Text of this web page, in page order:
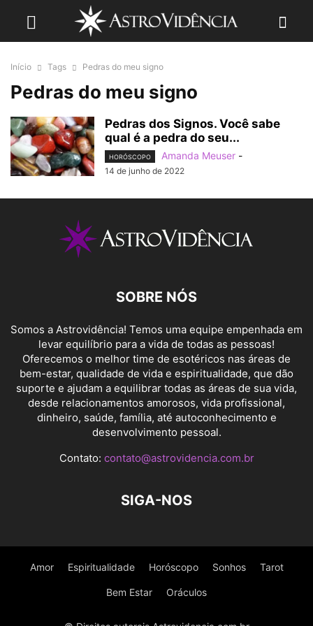
Início Tags Pedras do meu signo
Pedras do meu signo
Pedras dos Signos. Você sabe
qual é a pedra do seu...
HORÓSCOPO Amanda Meuser -
14 de junho de 2022
SOBRE NÓS
Somos a Astrovidência! Temos uma equipe empenhada em
levar equilíbrio para a vida de todas as pessoas!
Oferecemos o melhor time de esotéricos nas áreas de
bem-estar, qualidade de vida e espiritualidade, que dão
suporte e ajudam a equilibrar todas as áreas de sua vida,
desde relacionamentos amorosos, vida profissional,
dinheiro, saúde, família, até autoconhecimento e
desenvolvimento pessoal.
Contato: contato@astrovidencia.com.br
SIGA-NOS
Amor Espiritualidade Horóscopo Sonhos Tarot
Bem Estar Oráculos